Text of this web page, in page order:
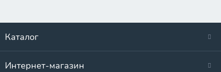
Каталог
Интернет-магазин